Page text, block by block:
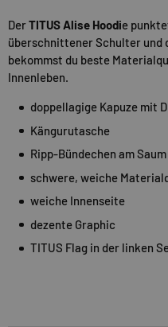
DerTITUS Alise Hoodie
überschnittener Schulter und
bekommst du beste
Innenleben.
doppellagige Kapuze mit
Kängurutasche
Ripp-Bündechen am
schwere, weiche
weiche Innenseite
dezente Graphic
TITUS Flag in der linken